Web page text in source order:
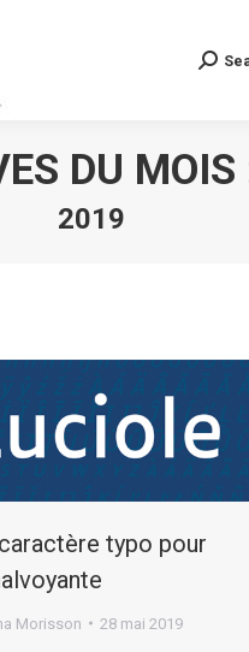
DU MOIS
2019
typo pour
Morisson 28 mai 2019